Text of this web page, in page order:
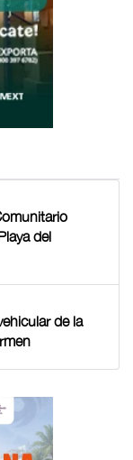
del
de la